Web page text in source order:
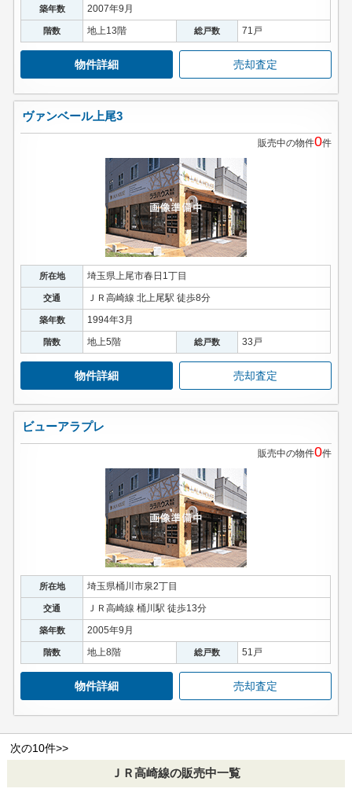
築年数 2007年9月
階数 地上13階 総戸数 71戸
物件詳細 売却査定
ヴァンベール上尾3
販売中の物件0件
所在地 埼玉県上尾市春日1丁目
交通 ＪＲ高崎線 北上尾駅 徒歩8分
築年数 1994年3月
階数 地上5階 総戸数 33戸
物件詳細 売却査定
ビューアラプレ
販売中の物件0件
所在地 埼玉県桶川市泉2丁目
交通 ＪＲ高崎線 桶川駅 徒歩13分
築年数 2005年9月
階数 地上8階 総戸数 51戸
物件詳細 売却査定
次の10件>>
ＪＲ高崎線の販売中一覧